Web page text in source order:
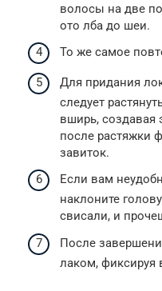
волосы на две
ото лба до шеи.
То же самое
Для придания
следует
вширь, создавая
после растяжки
завиток.
Если вам
наклоните
свисали, и
После
лаком, фиксируя